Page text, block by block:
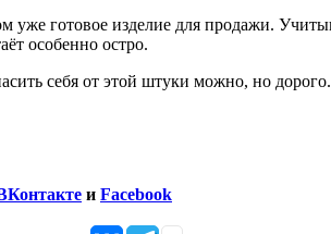
готовое изделие для продажи.
особенно остро.
себя от этой штуки можно, но
и Facebook